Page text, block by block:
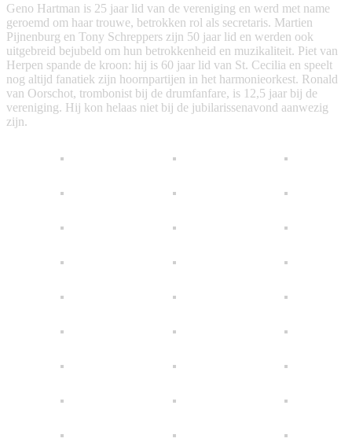
Geno Hartman is 25 jaar lid van de vereniging en werd met name
geroemd om haar trouwe, betrokken rol als secretaris. Martien
Pijnenburg en Tony Schreppers zijn 50 jaar lid en werden ook
uitgebreid bejubeld om hun betrokkenheid en muzikaliteit. Piet van
Herpen spande de kroon: hij is 60 jaar lid van St. Cecilia en speelt
nog altijd fanatiek zijn hoornpartijen in het harmonieorkest. Ronald
van Oorschot, trombonist bij de drumfanfare, is 12,5 jaar bij de
vereniging. Hij kon helaas niet bij de jubilarissenavond aanwezig
zijn.